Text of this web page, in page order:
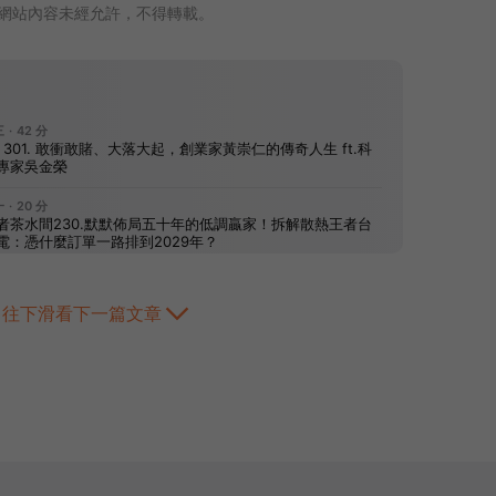
站內容未經允許，不得轉載。
往下滑看下一篇文章